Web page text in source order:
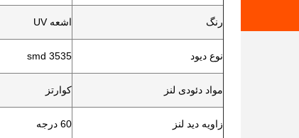
رنگ اشعه UV
نوع دیود 3535 smd
مواد دئودی لنز کوارتز
زاویه دید لنز 60 درجه